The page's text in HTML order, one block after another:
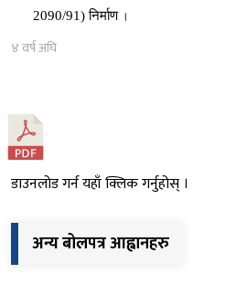
2090/91) निर्माण ।
४ वर्ष अघि
डाउनलोड गर्न यहाँ क्लिक गर्नुहोस् ।
अन्य बोलपत्र आह्वानहरु